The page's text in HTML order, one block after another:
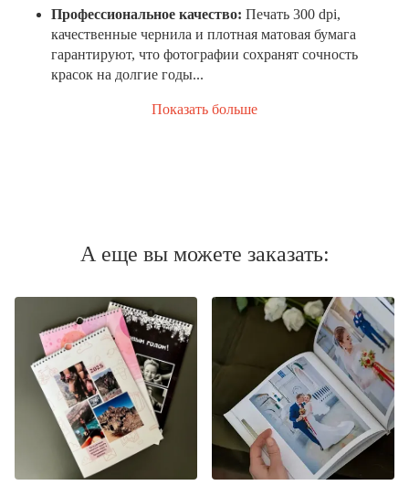
Профессиональное качество: Печать 300 dpi,
качественные чернила и плотная матовая бумага
гарантируют, что фотографии сохранят сочность
красок на долгие годы...
Показать больше
А еще вы можете заказать: